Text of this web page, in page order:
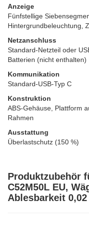
Anzeige
Fünfstellige
Hintergrundbeleuchtung,
Netzanschluss
Standard-Netzteil oder
Batterien (nicht enthalten)
Kommunikation
Standard-USB-Typ C
Konstruktion
ABS-Gehäuse, Plattform
Rahmen
Ausstattung
Überlastschutz (150 %)
Produktzubehör
C52M50L EU,
Ablesbarkeit 0,02